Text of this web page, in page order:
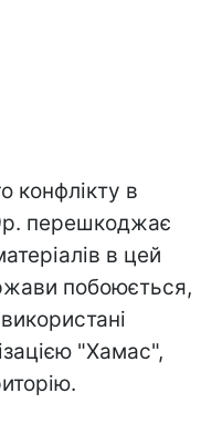
конфлікту в
перешкоджає
в цей
побоюється,
"Хамас",